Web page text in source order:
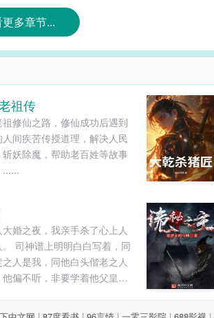
多章节...
祖传
修仙之路，修仙成功后遇到
间疾苦传授道理，解决人民
斩妖除魔，帮助老百姓等故事
......
婚之夜，我亲手杀了心上人
。 司神谱上明明白白写着，同
人是我，同他白头偕老之人
他偏不听，非要学着他父皇那
睁睁看着他去死，所以我愿意